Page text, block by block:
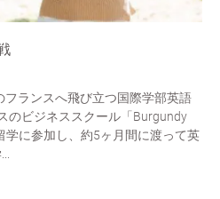
ランスへ飛び立つ国際学部英語
のビジネススクール「Burgundy
学に参加し、約5ヶ月間に渡って英